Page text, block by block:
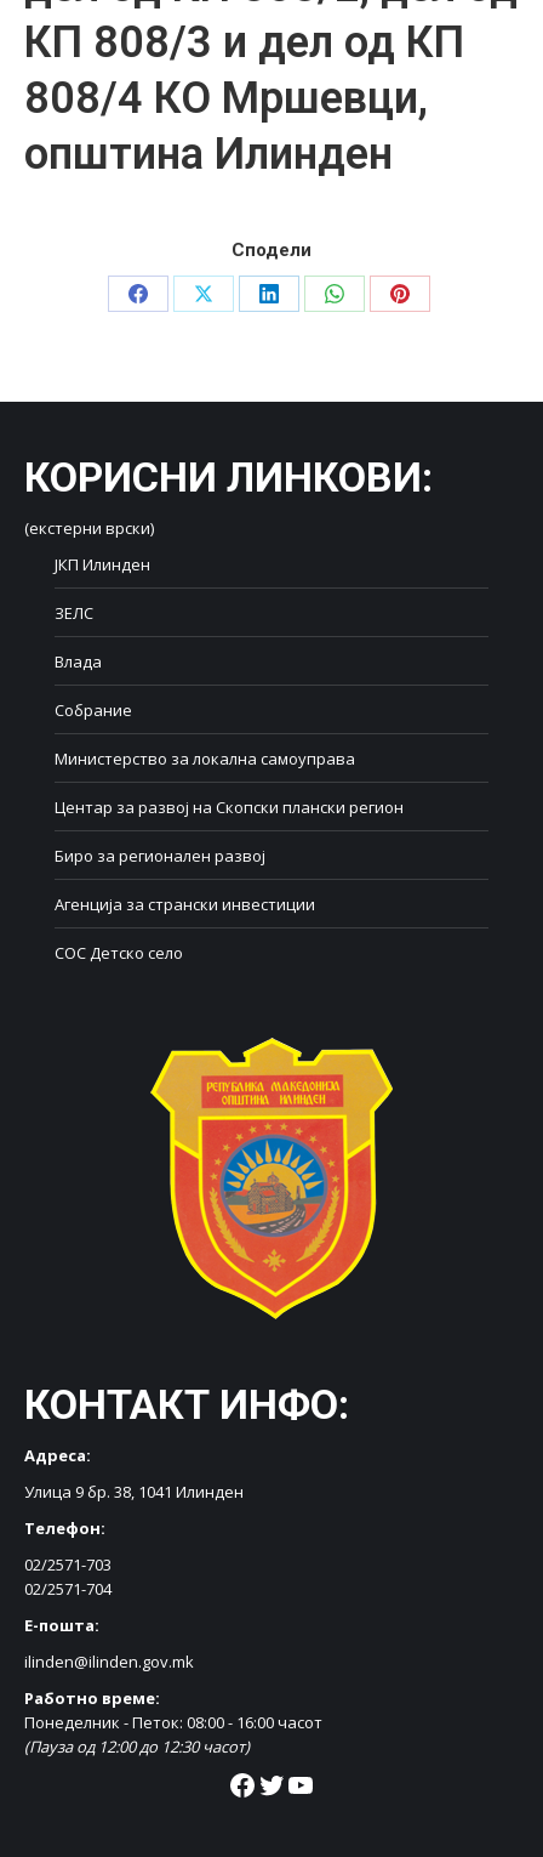
КП 808/3 и дел од КП
808/4 КО Мршевци,
општина Илинден
Сподели
Share
Share
Share
Share
Share
КОРИСНИ ЛИНКОВИ:
(екстерни врски)
ЈКП Илинден
ЗЕЛС
Влада
Собрание
Министерство за локална самоуправа
Центар за развој на Скопски плански регион
Биро за регионален развој
Агенција за странски инвестиции
СОС Детско село
КОНТАКТ ИНФО:
Адреса:
Улица 9 бр. 38, 1041 Илинден
Телефон:
02/2571-703
02/2571-704
Е-пошта:
ilinden@ilinden.gov.mk
Работно време:
Понеделник - Петок: 08:00 - 16:00 часот
(Пауза од 12:00 до 12:30 часот)
Facebook Twitter YouTube